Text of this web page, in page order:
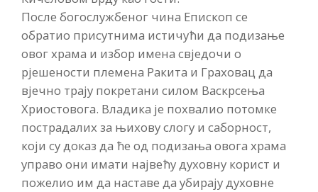
После богослужбеног чина Епископ се
обратио присутнима истичући да подизање
овог храма и избор имена свједочи о
рјешености племена Ракита и Граховац да
вјечно трају покретани силом Васкрсења
Хриостовога. Владика је похвалио потомке
пострадалих за њихову слогу и саборност,
који су доказ да ће од подизања овога храма
управо они имати највећу духовну корист и
пожелио им да наставе да убирају духовне